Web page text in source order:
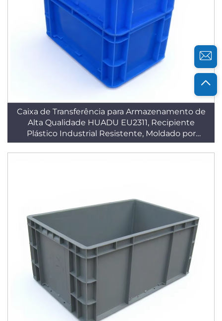
Caixa de Transferência para Armazenamento de
Alta Qualidade HUADU EU2311, Recipiente
Plástico Industrial Resistente, Moldado por
Injeção em PP